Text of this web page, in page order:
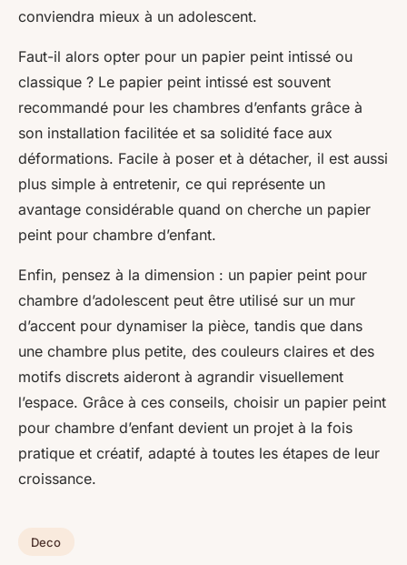
conviendra mieux à un adolescent.
Faut-il alors opter pour un papier peint intissé ou
classique ? Le papier peint intissé est souvent
recommandé pour les chambres d’enfants grâce à
son installation facilitée et sa solidité face aux
déformations. Facile à poser et à détacher, il est aussi
plus simple à entretenir, ce qui représente un
avantage considérable quand on cherche un papier
peint pour chambre d’enfant.
Enfin, pensez à la dimension : un papier peint pour
chambre d’adolescent peut être utilisé sur un mur
d’accent pour dynamiser la pièce, tandis que dans
une chambre plus petite, des couleurs claires et des
motifs discrets aideront à agrandir visuellement
l’espace. Grâce à ces conseils, choisir un papier peint
pour chambre d’enfant devient un projet à la fois
pratique et créatif, adapté à toutes les étapes de leur
croissance.
Deco